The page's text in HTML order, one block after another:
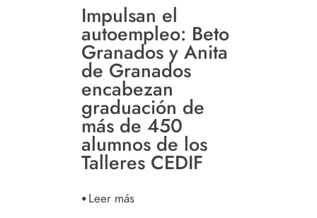
Impulsan el
autoempleo: Beto
Granados y Anita
de Granados
encabezan
graduación de
más de 450
alumnos de los
Talleres CEDIF
Leer más